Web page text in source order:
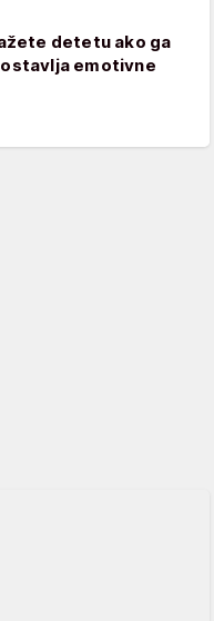
detetu ako ga
emotivne